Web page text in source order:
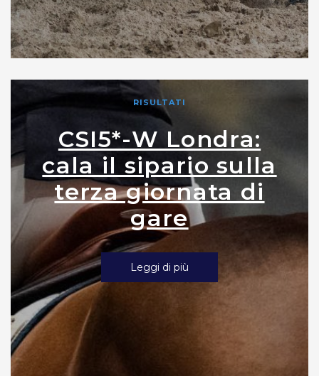
RISULTATI
CSI5*-W Londra:
cala il sipario sulla
terza giornata di
gare
Leggi di più